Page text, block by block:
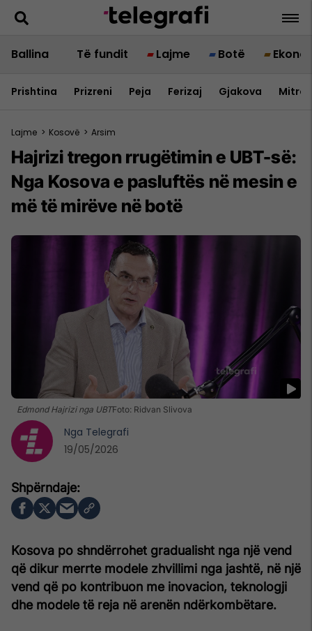
Ballina Të fundit Lajme Botë
Prishtina Prizreni Peja Ferizaj Gjakova
Lajme > Kosovë > Arsim
Hajrizi tregon rrugëtimin e UBT-së:
Nga Kosova e pasluftës në mesin e
më të mirëve në botë
Edmond Hajrizi nga UBTFoto: Ridvan Slivova
Kosova po shndërrohet gradualisht nga një vend
që dikur merrte modele zhvillimi nga jashtë, në një
vend që po kontribuon me inovacion, teknologji
dhe modele të reja në arenën ndërkombëtare.
Nga Telegrafi
19/05/2026